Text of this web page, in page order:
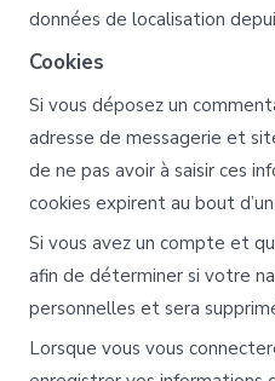
données de localisation
Cookies
Si vous déposez un
adresse de messagerie et
de ne pas avoir à saisir ces
cookies expirent au bout d’un
Si vous avez un compte et
afin de déterminer si votre
personnelles et sera
Lorsque vous vous